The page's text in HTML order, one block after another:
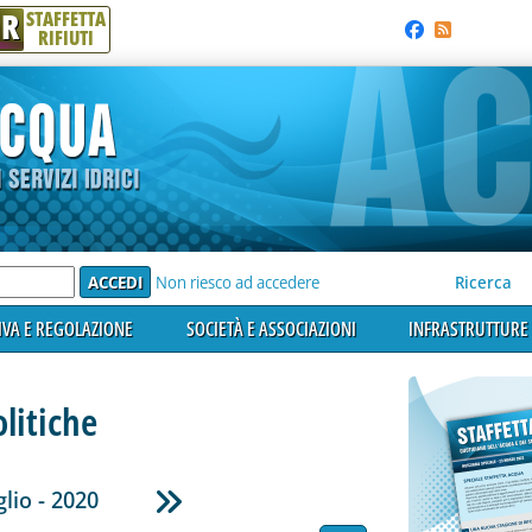
R STAFFETTA
RIFIUTI
Non riesco ad accedere Ricerca
E REGOLAZIONE SOCIETÀ E ASSOCIAZIONI
- 2020